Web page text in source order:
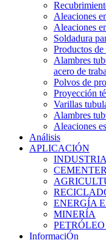
Aleaciones
Aleaciones
Soldadura
Productos
Alambres
acero de
Polvos de
Proyección
Varillas
Alambres
Aleaciones
Análisis
APLICACIÓN
ENERGÍA
MINERÍA
InformaciÓn